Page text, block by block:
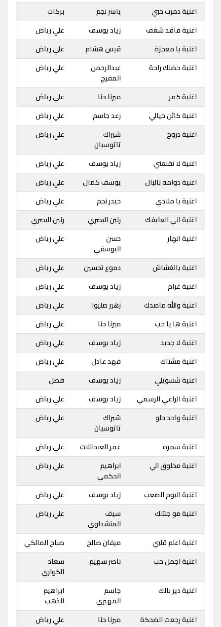
اغنية دمرت حبي
ياسر نجم
بركات
اغنية فاقد شغف
زياد يوسف
علي رياض
اغنية يا معجزة
قيس هشام
علي رياض
اغنية حضنك راحة
عبدالرحمن
المفرج
علي رياض
اغنية كمر ميرنا حنا
علي رياض
اغنية كائن خيالي
رعد جاسم
علي رياض
اغنية دروح
شيراك
تاتوسيان
علي رياض
اغنية لا تقنعني زياد يوسف
علي رياض
اغنية دوامه بالبال
يوسف كمال
علي رياض
اغنية يا ملاذي
حيدر نجم
علي رياض
اغنية اني العايفك
رنين البصري
رنين البصري
اغنية انهار
حسن
اليوسفي
علي رياض
اغنية يالغشاش دموع تحسين
علي رياض
اغنية غرام
زياد يوسف
علي رياض
اغنية والله ماصدك
زهير صليوا
علي رياض
اغنية ها يا حب
ميرنا حنا
علي رياض
اغنية لا جديد
زياد يوسف
علي رياض
اغنية مشتاك
فهد عادل
علي رياض
اغنية شسويلي
زياد يوسف
فضل
اغنية الراعي الرسمي
زياد يوسف
علي رياض
اغنية واحد حلو
شيراك
تاتوسيان
علي رياض
اغنية سمره عمر العبداللات
علي رياض
اغنية مخلوق الي
ابراهيم
الحكمي
علي رياض
اغنية اليوم الصعب زياد يوسف
علي رياض
اغنية مو جنتلك
سيف
المنشداوي
علي رياض
اغنية اعلم قلبي ميفان صالح
صباح المالكي
اغنية اجمل حب
ناصر سهيم
سعاد
الكواري
اغنية دير بالك
جاسم
المهيري
ابراهيم
الذهب
اغنية رجعت الضحكة
ميرنا حنا
علي رياض